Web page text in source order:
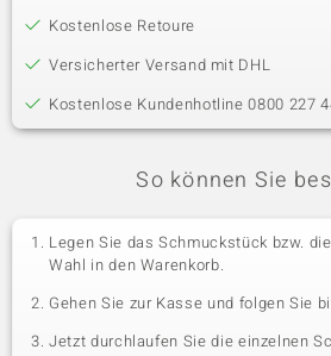
Kostenlose Retoure
Versicherter Versand mit DHL
Kostenlose Kundenhotline 0800 227
So können Sie
Legen Sie das Schmuckstück bzw.
Wahl in den Warenkorb.
Gehen Sie zur Kasse und folgen Sie
Jetzt durchlaufen Sie die einzelnen